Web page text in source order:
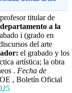
profesor titular de
departamento a la
i (grado en
del arte
el grabado y los
artística; la obra
. Fecha de
, Boletín Oficial